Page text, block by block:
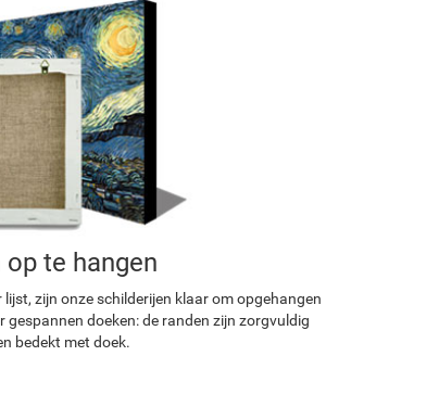
op te hangen
zijn onze schilderijen klaar om opgehangen
doeken: de randen zijn zorgvuldig
bedekt met doek.